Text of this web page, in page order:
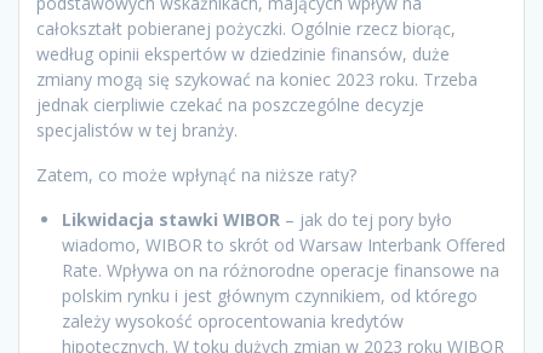
całokształt pobieranej pożyczki. Ogólnie rzecz biorąc,
według opinii ekspertów w dziedzinie finansów, duże
zmiany mogą się szykować na koniec 2023 roku. Trzeba
jednak cierpliwie czekać na poszczególne decyzje
specjalistów w tej branży.
Zatem, co może wpłynąć na niższe raty?
Likwidacja stawki WIBOR – jak do tej pory było
wiadomo, WIBOR to skrót od Warsaw Interbank Offered
Rate. Wpływa on na różnorodne operacje finansowe na
polskim rynku i jest głównym czynnikiem, od którego
zależy wysokość oprocentowania kredytów
hipotecznych. W toku dużych zmian w 2023 roku WIBOR